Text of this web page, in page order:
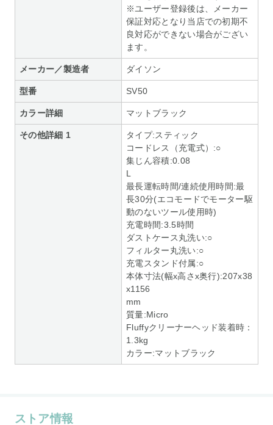
※ユーザー登録後は、メーカー
保証対応となり当店での初期不
良対応ができない場合がござい
ます。
メーカー／製造者 ダイソン
型番 SV50
カラー詳細 マットブラック
その他詳細 1
タイプ:スティック
コードレス（充電式）:○
集じん容積:0.08
L
最長運転時間/連続使用時間:最
長30分(エコモードでモーター駆
動のないツール使用時)
充電時間:3.5時間
ダストケース丸洗い:○
フィルター丸洗い:○
充電スタンド付属:○
本体寸法(幅x高さx奥行):207x38
x1156
mm
質量:Micro
Fluffyクリーナーヘッド装着時：
1.3kg
カラー:マットブラック
ストア情報